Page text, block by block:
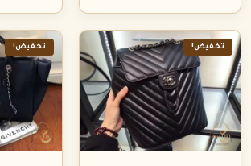
تخفيض! تخفيض!